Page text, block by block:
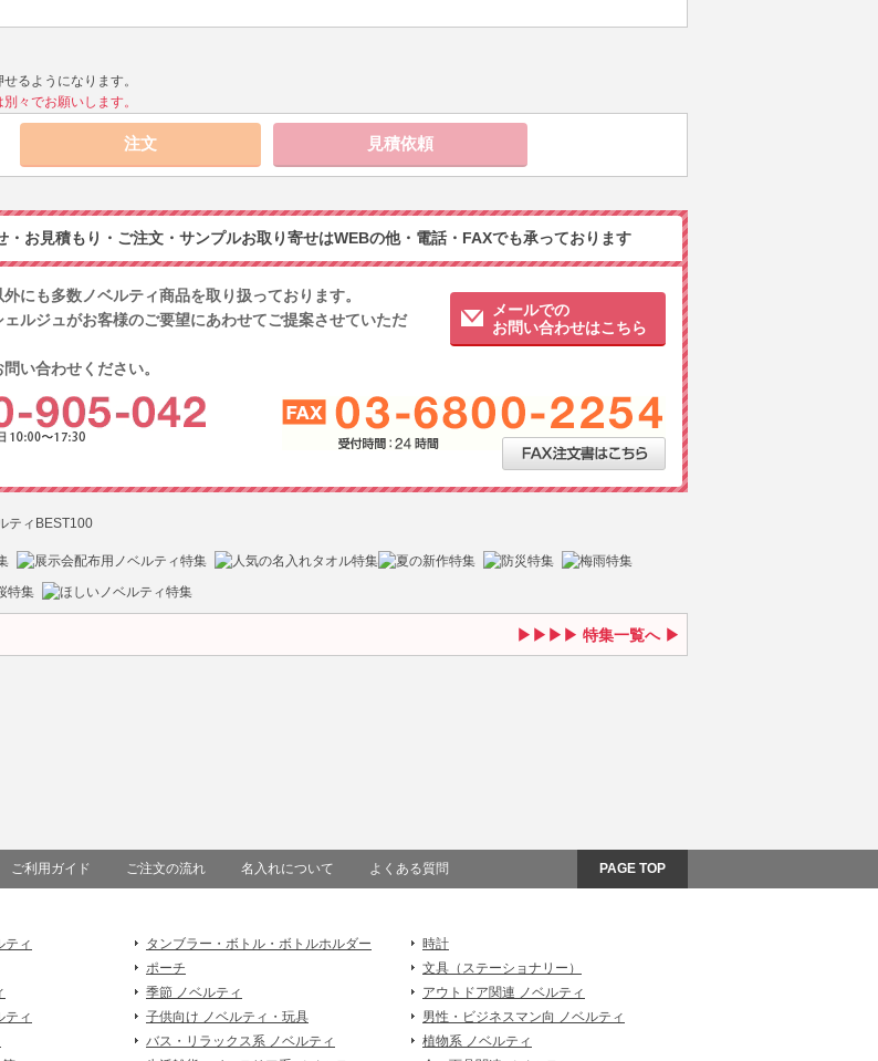
るようになります。
々でお願いします。
・お見積もり・ご注文・サンプルお取り寄せはWEBの他・電話・FAXでも承っております
にも多数ノベルティ商品を取り扱っております。
ェルジュがお客様のご要望にあわせてご提案させていただ
い合わせください。
メールでの
お問い合わせはこちら
特集一覧へ
ご利用ガイド ご注文の流れ 名入れについて よくある質問 PAGE TOP
ティ タンブラー・ボトル・ボトルホルダー
時計
ポーチ
文具（ステーショナリー）
季節 ノベルティ
アウトドア関連 ノベルティ
ティ 子供向け ノベルティ・玩具
男性・ビジネスマン向 ノベルティ
バス・リラックス系 ノベルティ
植物系 ノベルティ